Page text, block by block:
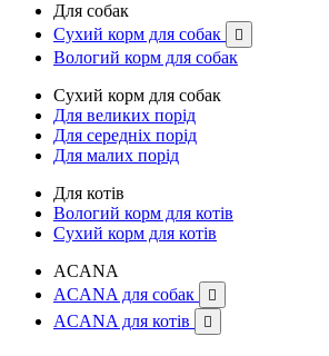
Для собак
Сухий корм для собак

Вологий корм для собак
Сухий корм для собак
Для великих порід
Для середніх порід
Для малих порід
Для котів
Вологий корм для котів
Сухий корм для котів
ACANA
ACANA для собак

ACANA для котів 